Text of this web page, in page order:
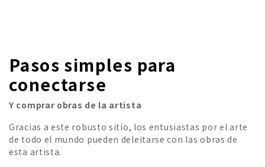
Pasos simples para
conectarse
Y comprar obras de la artista
Gracias a este robusto sitio, los entusiastas por el arte
de todo el mundo pueden deleitarse con las obras de
esta artista.